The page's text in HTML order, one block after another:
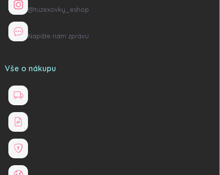
@tuzexovky_eshop
Napište nám zprávu
Vše o nákupu